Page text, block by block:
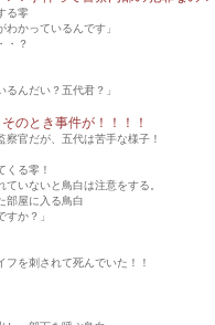
る零
かっているんです」
・？
んだい？五代君？」
のとき事件が！！！！
官だが、五代は苦手な様子！
くる零！
いないと鳥白は注意をする。
部屋に入る鳥白
か？」
を刺されて死んでいた！！